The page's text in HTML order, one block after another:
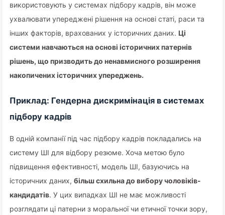
використовують у системах підбору кадрів, він може
ухвалювати упереджені рішення на основі статі, раси та
інших факторів, врахованих у історичних даних. Ці
системи навчаються на основі історичних патернів
рішень, що призводить до ненавмисного розширення
накопичених історичних упереджень.
Приклад: Гендерна дискримінація в системах
підбору кадрів
В одній компанії під час підбору кадрів покладались на
систему ШІ для відбору резюме. Хоча метою було
підвищення ефективності, модель ШІ, базуючись на
історичних даних, більш схильна до вибору чоловіків-
кандидатів. У цих випадках ШІ не має можливості
розглядати ці патерни з моральної чи етичної точки зору,